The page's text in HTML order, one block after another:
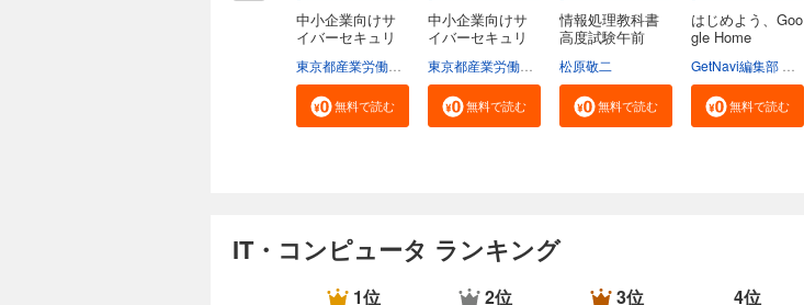
中小企業向けサ
イバーセキュリ
無料で読む
中小企業向けサ
イバーセキュリ
無料で読む
情報処理教科書
高度試験午前
松原敬二
無料で読む
はじめよう、Goo
gle Home
無料で読む
IT・コンピュータ ランキング
1位 2位 3位 4位